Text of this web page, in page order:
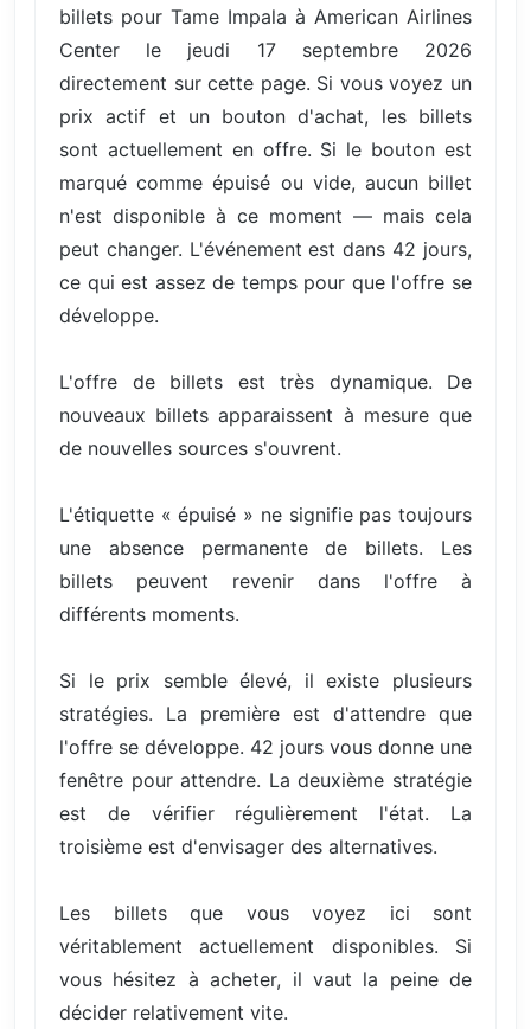
billets pour Tame Impala à American Airlines
Center le jeudi 17 septembre 2026
directement sur cette page. Si vous voyez un
prix actif et un bouton d'achat, les billets
sont actuellement en offre. Si le bouton est
marqué comme épuisé ou vide, aucun billet
n'est disponible à ce moment — mais cela
peut changer. L'événement est dans 42 jours,
ce qui est assez de temps pour que l'offre se
développe.
L'offre de billets est très dynamique. De
nouveaux billets apparaissent à mesure que
de nouvelles sources s'ouvrent.
L'étiquette « épuisé » ne signifie pas toujours
une absence permanente de billets. Les
billets peuvent revenir dans l'offre à
différents moments.
Si le prix semble élevé, il existe plusieurs
stratégies. La première est d'attendre que
l'offre se développe. 42 jours vous donne une
fenêtre pour attendre. La deuxième stratégie
est de vérifier régulièrement l'état. La
troisième est d'envisager des alternatives.
Les billets que vous voyez ici sont
véritablement actuellement disponibles. Si
vous hésitez à acheter, il vaut la peine de
décider relativement vite.